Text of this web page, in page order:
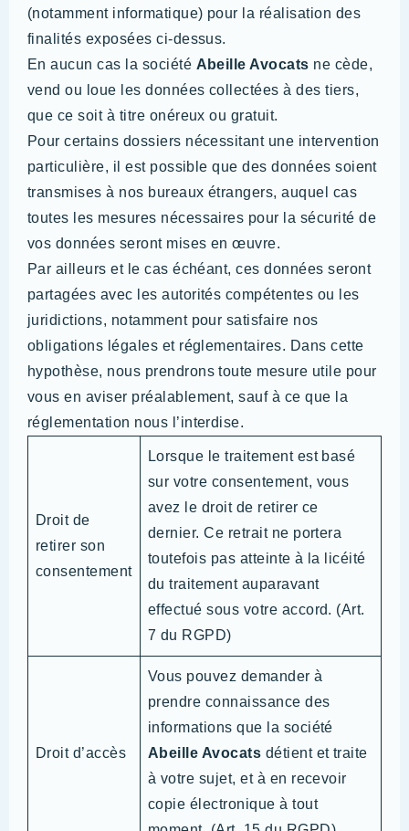
(notamment informatique) pour la réalisation des
finalités exposées ci-dessus.
En aucun cas la société Abeille Avocats ne cède,
vend ou loue les données collectées à des tiers,
que ce soit à titre onéreux ou gratuit.
Pour certains dossiers nécessitant une intervention
particulière, il est possible que des données soient
transmises à nos bureaux étrangers, auquel cas
toutes les mesures nécessaires pour la sécurité de
vos données seront mises en œuvre.
Par ailleurs et le cas échéant, ces données seront
partagées avec les autorités compétentes ou les
juridictions, notamment pour satisfaire nos
obligations légales et réglementaires. Dans cette
hypothèse, nous prendrons toute mesure utile pour
vous en aviser préalablement, sauf à ce que la
réglementation nous l’interdise.
Droit de
retirer son
consentement
Lorsque le traitement est basé
sur votre consentement, vous
avez le droit de retirer ce
dernier. Ce retrait ne portera
toutefois pas atteinte à la licéité
du traitement auparavant
effectué sous votre accord. (Art.
7 du RGPD)
Droit d’accès
Vous pouvez demander à
prendre connaissance des
informations que la société
Abeille Avocats détient et traite
à votre sujet, et à en recevoir
copie électronique à tout